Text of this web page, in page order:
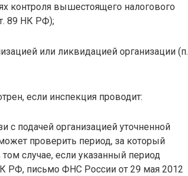
контроля вышестоящего налогового
89 НК РФ);
или ликвидацией организации (п.
если инспекция проводит:
подачей организацией уточненной
проверить период, за который
случае, если указанный период
РФ, письмо ФНС России от 29 мая 2012